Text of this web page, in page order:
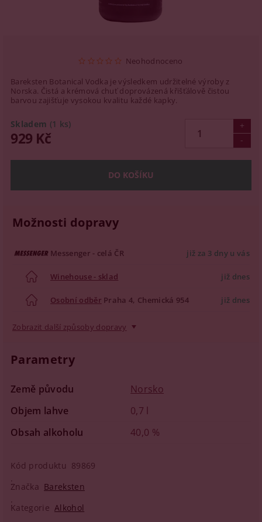
Neohodnoceno
Bareksten Botanical Vodka je výsledkem udržitelné výroby z
Norska. Čistá a krémová chuť doprovázená křišťálově čistou
barvou zajišťuje vysokou kvalitu každé kapky.
Skladem (1 ks)
929 Kč
Možnosti dopravy
Messenger - celá ČR již za 3 dny u vás
Winehouse - sklad již dnes
Osobní odběr Praha 4, Chemická 954 již dnes
Zobrazit další způsoby dopravy
Parametry
Země původu
Norsko
Objem lahve
0,7 l
Obsah alkoholu
40,0 %
Kód produktu 89869
Značka Bareksten
Kategorie Alkohol